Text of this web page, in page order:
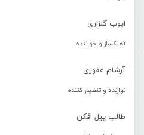
ایوب گلزاری
آهنگساز و خواننده
آرشام غفوری
نوازنده و تنظیم کننده
طالب پیل افکن